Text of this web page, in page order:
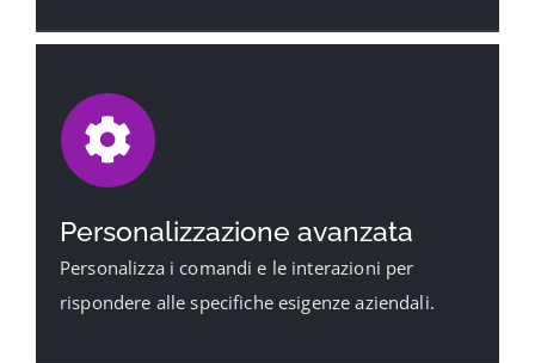
Personalizzazione avanzata
Personalizza i comandi e le interazioni per
rispondere alle specifiche esigenze aziendali.